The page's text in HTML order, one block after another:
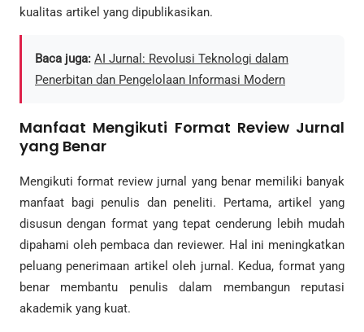
kualitas artikel yang dipublikasikan.
Baca juga: AI Jurnal: Revolusi Teknologi dalam
Penerbitan dan Pengelolaan Informasi Modern
Manfaat Mengikuti Format Review Jurnal
yang Benar
Mengikuti format review jurnal yang benar memiliki banyak
manfaat bagi penulis dan peneliti. Pertama, artikel yang
disusun dengan format yang tepat cenderung lebih mudah
dipahami oleh pembaca dan reviewer. Hal ini meningkatkan
peluang penerimaan artikel oleh jurnal. Kedua, format yang
benar membantu penulis dalam membangun reputasi
akademik yang kuat.